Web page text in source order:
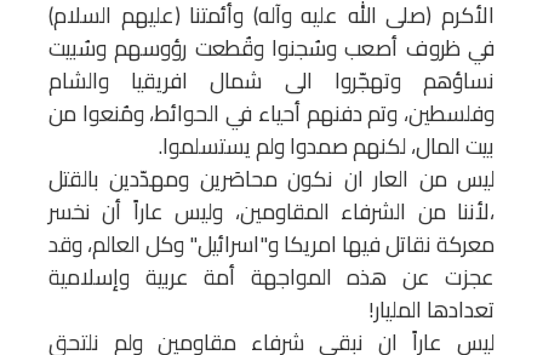
الأكرم (صلى الله عليه وآله) وأئمتنا (عليهم السلام)
في ظروف أصعب وسُجنوا وقُطعت رؤوسهم وسُبيت
نساؤهم وتهجّروا الى شمال افريقيا والشام
وفلسطين، وتم دفنهم أحياء في الحوائط، ومُنعوا من
بيت المال، لكنهم صمدوا ولم يستسلموا.
ليس من العار ان نكون محاصَرين ومهدّدين بالقتل
،لأننا من الشرفاء المقاومين، وليس عاراً أن نخسر
معركة نقاتل فيها امريكا و"اسرائيل" وكل العالم، وقد
عجزت عن هذه المواجهة أمة عربية وإسلامية
تعدادها المليار!
ليس عاراً ان نبقى شرفاء مقاومين ولم نلتحق